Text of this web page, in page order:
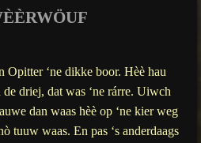
‘ne dikke boor. Hèè hau
driej, dat was ‘ne rárre. Uiwch
dan waas hèè op ‘ne kier weg
tuuw waas. En pas ‘s anderdaags